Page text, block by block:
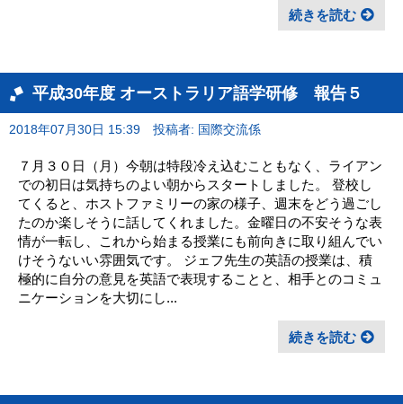
続きを読む
平成30年度 オーストラリア語学研修 報告５
2018年07月30日 15:39 投稿者: 国際交流係
７月３０日（月）今朝は特段冷え込むこともなく、ライアン
での初日は気持ちのよい朝からスタートしました。 登校し
てくると、ホストファミリーの家の様子、週末をどう過ごし
たのか楽しそうに話してくれました。金曜日の不安そうな表
情が一転し、これから始まる授業にも前向きに取り組んでい
けそうないい雰囲気です。 ジェフ先生の英語の授業は、積
極的に自分の意見を英語で表現することと、相手とのコミュ
ニケーションを大切にし...
続きを読む